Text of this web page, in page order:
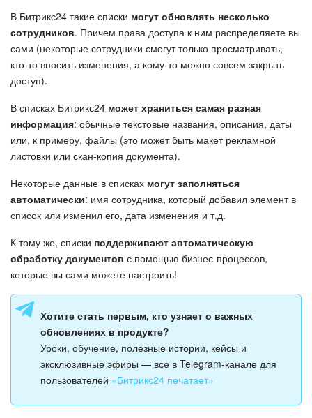
Мессенджер
Календарь
База знаний
Сайты
Интернет-магазин
Почта
CRM
Онлайн-запись
КЭДО
Подпись
В Битрикс24 такие списки могут обновлять несколько
сотрудников. Причем права доступа к ним распределяете вы
сами (некоторые сотрудники смогут только просматривать,
кто-то вносить изменения, а кому-то можно совсем закрыть
доступ).
В списках Битрикс24 может храниться самая разная
информация: обычные текстовые названия, описания, даты
или, к примеру, файлы (это может быть макет рекламной
листовки или скан-копия документа).
Некоторые данные в списках могут заполняться
автоматически: имя сотрудника, который добавил элемент в
список или изменил его, дата изменения и т.д.
К тому же, списки поддерживают автоматическую
обработку документов с помощью бизнес-процессов,
которые вы сами можете настроить!
Хотите стать первым, кто узнает о важных
обновлениях в продукте?
Уроки, обучение, полезные истории, кейсы и
эксклюзивные эфиры — все в Telegram-канале для
пользователей «Битрикс24 печатает»